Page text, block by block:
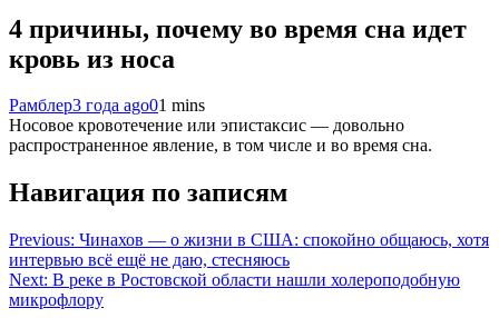
4 причины, почему во время сна идет
кровь из носа
Рамблер3 года ago01 mins
Носовое кровотечение или эпистаксис — довольно
распространенное явление, в том числе и во время сна.
Навигация по записям
Previous: Чинахов — о жизни в США: спокойно общаюсь, хотя
интервью всё ещё не даю, стесняюсь
Next: В реке в Ростовской области нашли холероподобную
микрофлору